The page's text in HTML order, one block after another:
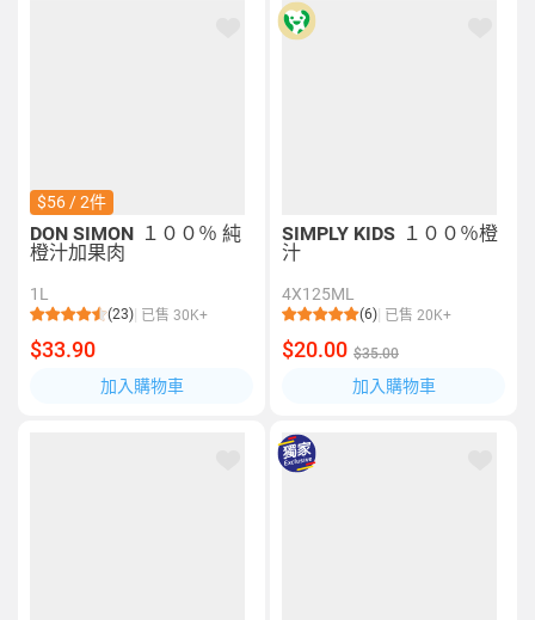
$56 / 2件
DON SIMON １００％ 純
橙汁加果肉
1L
(23) 已售 30K+
$33.90
加入購物車
SIMPLY KIDS １００％橙
汁
4X125ML
(6) 已售 20K+
$20.00 $35.00
加入購物車